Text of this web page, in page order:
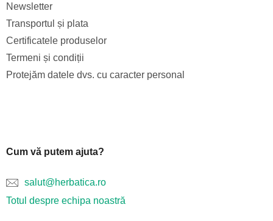
Newsletter
Transportul și plata
Certificatele produselor
Termeni și condiții
Protejăm datele dvs. cu caracter personal
Cum vă putem ajuta?
salut@herbatica.ro
Totul despre echipa noastră